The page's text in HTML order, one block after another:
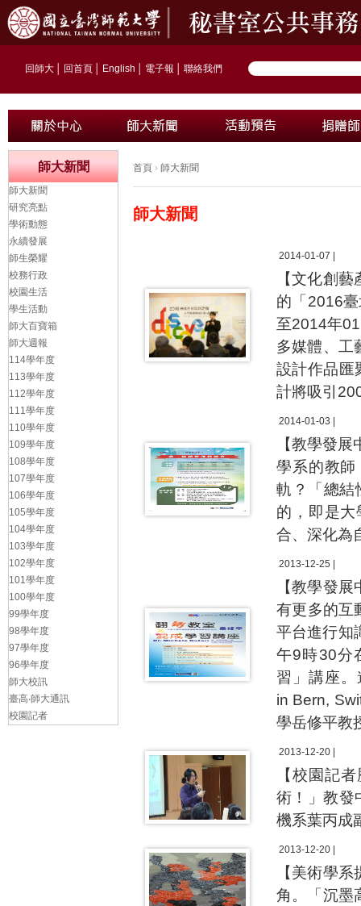
回師大 回首頁 English 電子報 聯絡我們
首頁 › 師大新聞
師大新聞
2014-01-07 |
【文化創
的「2016
至2014年
多媒體、工
設計作品匯
計將吸引
2014-01-03 |
【教學發
學系的教師
軌？「總結
的，即是
合、深化為
2013-12-25 |
【教學發
有更多的互
平台進行知
午9時30分
習」講座
in Bern,
學岳修平教
2013-12-20 |
【校園記
術！」教發
機系葉丙成
2013-12-20 |
【美術學
角。「沉墨
師大新聞
師大新聞
研究亮點
學術動態
永續發展
師生榮耀
校務行政
校園生活
學生活動
師大百寶箱
師大週報
114學年度
113學年度
112學年度
111學年度
110學年度
109學年度
108學年度
107學年度
106學年度
105學年度
104學年度
103學年度
102學年度
101學年度
100學年度
99學年度
98學年度
97學年度
96學年度
師大校訊
臺高‧師大通訊
校園記者